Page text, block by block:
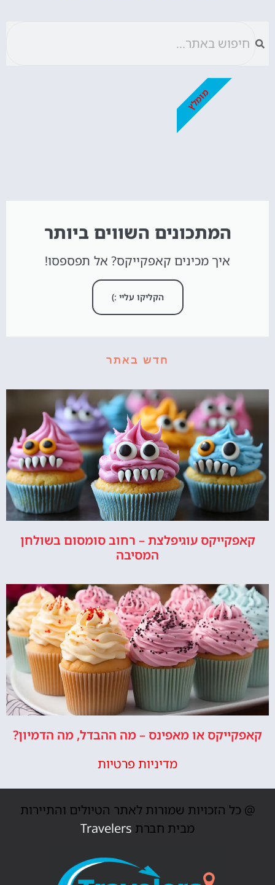
המתכונים השווים ביותר
איך מכינים קאפקייקס? אל תפספסו!
הקליקו עליי :)
מומלץ
חדש באתר
קאפקייקס עוגיפלצת – רחוב סומסום בשולחן
המסיבה
קאפקייקס או מאפינס – מה ההבדל, מה הדמיון?
מדיניות פרטיות
@ כל הזכויות שמורות לאתר הטיולים והתיירות
מבית חברת Travelers